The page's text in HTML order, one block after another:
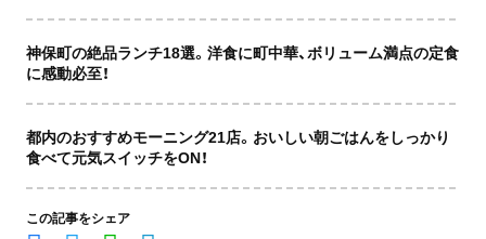
神保町の絶品ランチ18選。洋食に町中華、ボリューム満点の定食
に感動必至！
都内のおすすめモーニング21店。おいしい朝ごはんをしっかり
食べて元気スイッチをON！
この記事をシェア